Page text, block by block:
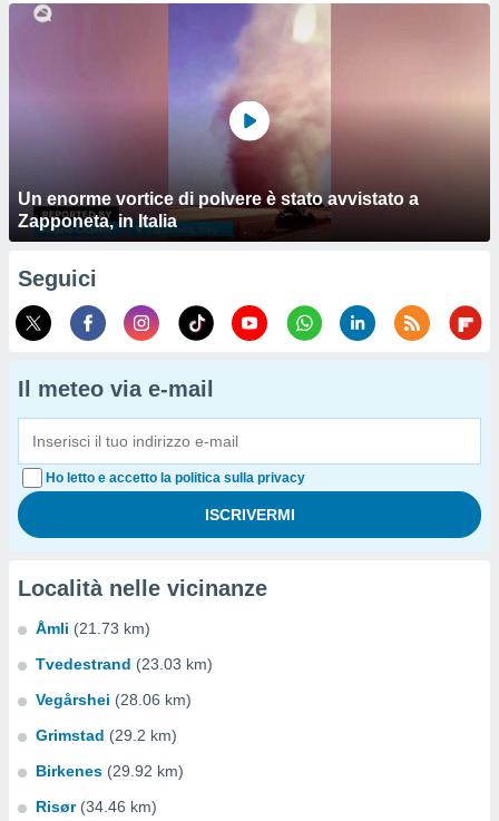
Un enorme vortice di polvere è stato avvistato a
Zapponeta, in Italia
Seguici
Il meteo via e-mail
Ho letto e accetto la politica sulla privacy
Località nelle vicinanze
Åmli (21.73 km)
Tvedestrand (23.03 km)
Vegårshei (28.06 km)
Grimstad (29.2 km)
Birkenes (29.92 km)
Risør (34.46 km)